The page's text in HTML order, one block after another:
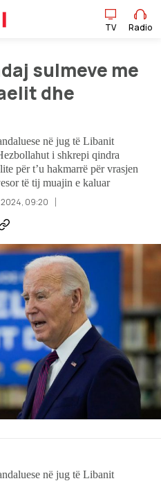
TV Radio
TV Radio
sulmeve me
dhe
në jug të Libanit
i shkrepi qindra
për t’u hakmarrë për vrasjen
të tij muajin e kaluar
09:20
në jug të Libanit